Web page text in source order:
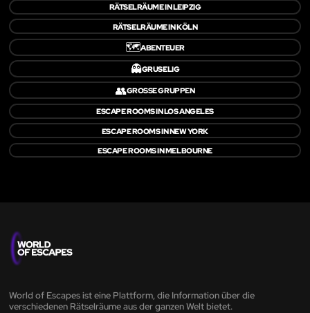
RÄTSELRÄUME IN LEIPZIG
RÄTSELRÄUME IN KÖLN
🗺️ABENTEUER
👻GRUSELIG
👥GROSSE GRUPPEN
ESCAPE ROOMS IN LOS ANGELES
ESCAPE ROOMS IN NEW YORK
ESCAPE ROOMS IN MELBOURNE
World of Escapes ist eine Plattform, die Information über die
verschiedenen Rätselräume aus der ganzen Welt bietet.